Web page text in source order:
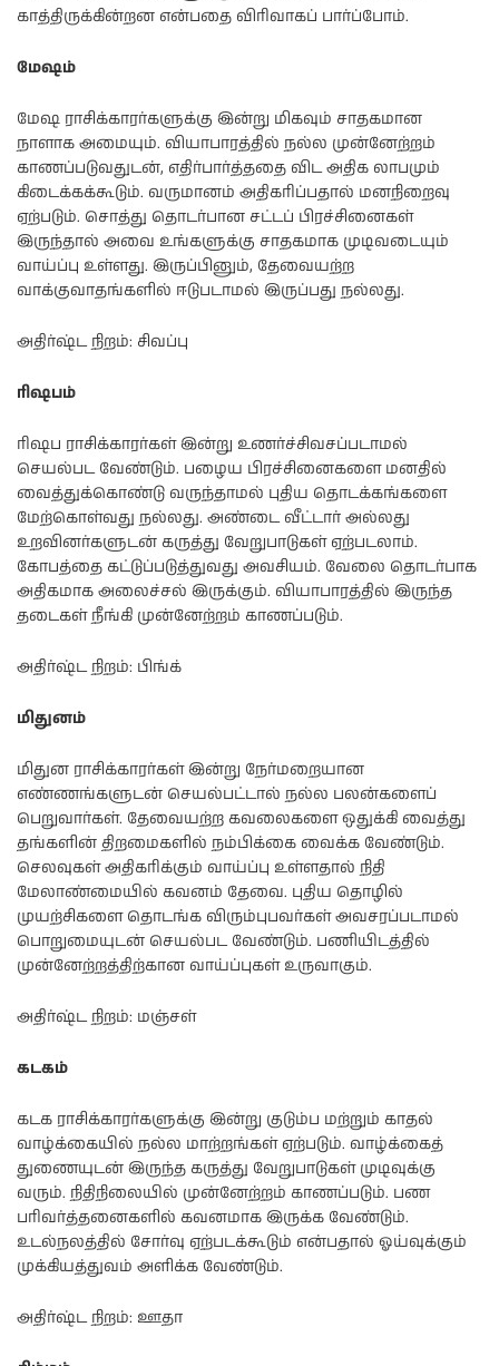
காத்திருக்கின்றன என்பதை விரிவாகப் பார்ப்போம்.
மேஷம்
மேஷ ராசிக்காரர்களுக்கு இன்று மிகவும் சாதகமான
நாளாக அமையும். வியாபாரத்தில் நல்ல முன்னேற்றம்
காணப்படுவதுடன், எதிர்பார்த்ததை விட அதிக லாபமும்
கிடைக்கக்கூடும். வருமானம் அதிகரிப்பதால் மனநிறைவு
ஏற்படும். சொத்து தொடர்பான சட்டப் பிரச்சினைகள்
இருந்தால் அவை உங்களுக்கு சாதகமாக முடிவடையும்
வாய்ப்பு உள்ளது. இருப்பினும், தேவையற்ற
வாக்குவாதங்களில் ஈடுபடாமல் இருப்பது நல்லது.
அதிர்ஷ்ட நிறம்: சிவப்பு
ரிஷபம்
ரிஷப ராசிக்காரர்கள் இன்று உணர்ச்சிவசப்படாமல்
செயல்பட வேண்டும். பழைய பிரச்சினைகளை மனதில்
வைத்துக்கொண்டு வருந்தாமல் புதிய தொடக்கங்களை
மேற்கொள்வது நல்லது. அண்டை வீட்டார் அல்லது
உறவினர்களுடன் கருத்து வேறுபாடுகள் ஏற்படலாம்.
கோபத்தை கட்டுப்படுத்துவது அவசியம். வேலை தொடர்பாக
அதிகமாக அலைச்சல் இருக்கும். வியாபாரத்தில் இருந்த
தடைகள் நீங்கி முன்னேற்றம் காணப்படும்.
அதிர்ஷ்ட நிறம்: பிங்க்
மிதுனம்
மிதுன ராசிக்காரர்கள் இன்று நேர்மறையான
எண்ணங்களுடன் செயல்பட்டால் நல்ல பலன்களைப்
பெறுவார்கள். தேவையற்ற கவலைகளை ஒதுக்கி வைத்து
தங்களின் திறமைகளில் நம்பிக்கை வைக்க வேண்டும்.
செலவுகள் அதிகரிக்கும் வாய்ப்பு உள்ளதால் நிதி
மேலாண்மையில் கவனம் தேவை. புதிய தொழில்
முயற்சிகளை தொடங்க விரும்புபவர்கள் அவசரப்படாமல்
பொறுமையுடன் செயல்பட வேண்டும். பணியிடத்தில்
முன்னேற்றத்திற்கான வாய்ப்புகள் உருவாகும்.
அதிர்ஷ்ட நிறம்: மஞ்சள்
கடகம்
கடக ராசிக்காரர்களுக்கு இன்று குடும்ப மற்றும் காதல்
வாழ்க்கையில் நல்ல மாற்றங்கள் ஏற்படும். வாழ்க்கைத்
துணையுடன் இருந்த கருத்து வேறுபாடுகள் முடிவுக்கு
வரும். நிதிநிலையில் முன்னேற்றம் காணப்படும். பண
பரிவர்த்தனைகளில் கவனமாக இருக்க வேண்டும்.
உடல்நலத்தில் சோர்வு ஏற்படக்கூடும் என்பதால் ஓய்வுக்கும்
முக்கியத்துவம் அளிக்க வேண்டும்.
அதிர்ஷ்ட நிறம்: ஊதா